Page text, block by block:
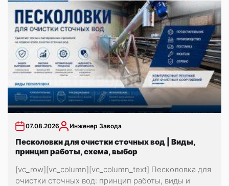
07.08.2026 Инженер Завода
Песколовки для очистки сточных вод | Виды,
принцип работы, схема, выбор
[vc_row][vc_column][vc_column_text] Песколовка для
очистки сточных вод: принцип работы, виды и